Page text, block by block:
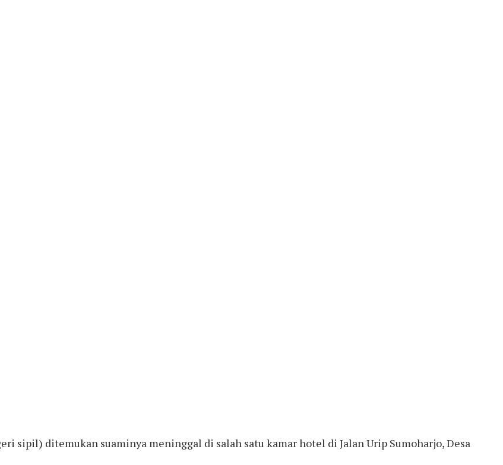
sipil) ditemukan suaminya meninggal di salah satu kamar hotel di Jalan Urip Sumoharjo, Desa